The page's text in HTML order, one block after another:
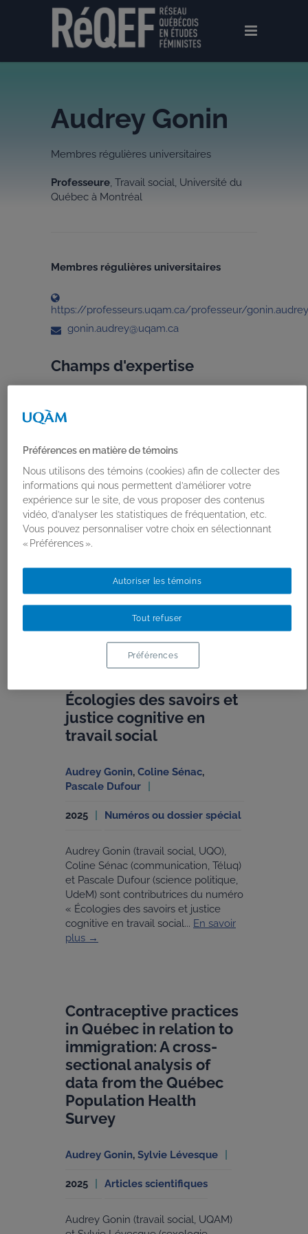
Audrey Gonin
Membres régulières universitaires
Professeure, Travail social, Université du
Québec à Montréal
Membres régulières universitaires
https://professeurs.uqam.ca/professeur/
gonin.audrey@uqam.ca
Champs d'expertise
PUBLICATIONS
ET ACTIVITÉS
Écologies des savoirs et
justice cognitive en
travail social
Audrey Gonin, Coline Sénac,
Pascale Dufour
2025 Numéros ou dossier spécial
Audrey Gonin (travail social, UQO),
Coline Sénac (communication, Téluq)
et Pascale Dufour (science politique,
UdeM) sont contributrices du numéro
« Écologies des savoirs et justice
cognitive en travail social... En savoir
plus →
Contraceptive practices
in Québec in relation to
immigration: A cross-
sectional analysis of
data from the Québec
Population Health
Survey
Audrey Gonin, Sylvie Lévesque
2025 Articles scientifiques
Audrey Gonin (travail social, UQAM)
Préférences en matière de témoins
Nous utilisons des témoins (cookies) afin de collecter des
informations qui nous permettent d’améliorer votre
expérience sur le site, de vous proposer des contenus
vidéo, d’analyser les statistiques de fréquentation, etc.
Vous pouvez personnaliser votre choix en sélectionnant
« Préférences ».
Tout refuser
Autoriser les témoins
Préférences